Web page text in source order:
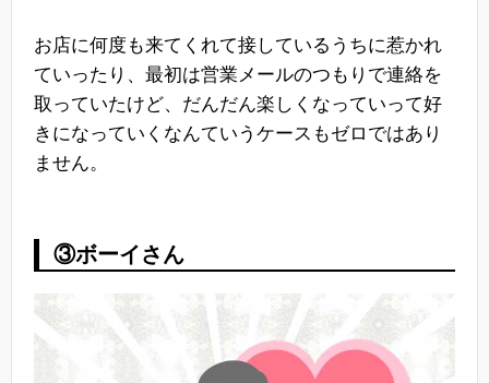
お店に何度も来てくれて接しているうちに惹かれ
ていったり、最初は営業メールのつもりで連絡を
取っていたけど、だんだん楽しくなっていって好
きになっていくなんていうケースもゼロではあり
ません。
③ボーイさん